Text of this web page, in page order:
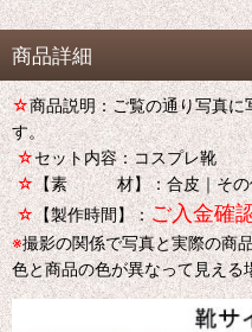
商品詳細
☆商品説明：ご覧の通り写真
す。
☆セット内容：コスプレ靴
☆【素 材】：合皮｜そ
☆【製作時間】：ご入金確
※撮影の関係で写真と実際の商
色と商品の色が異なって見え